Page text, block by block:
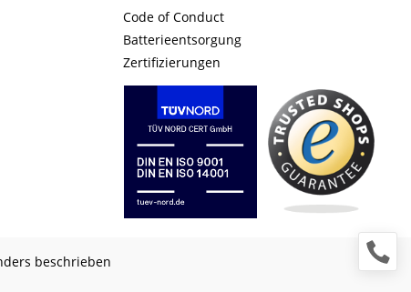
Code of Conduct
Batterieentsorgung
Zertifizierungen
beschrieben